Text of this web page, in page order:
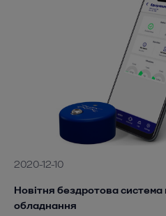
2020-12-10
Новітня бездротова система
обладнання